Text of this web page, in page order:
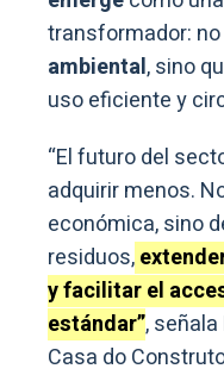
transformador:
ambiental, sino
uso eficiente y
“El futuro del
adquirir menos.
económica, sino
residuos,
y facilitar el
estándar”,
Casa do